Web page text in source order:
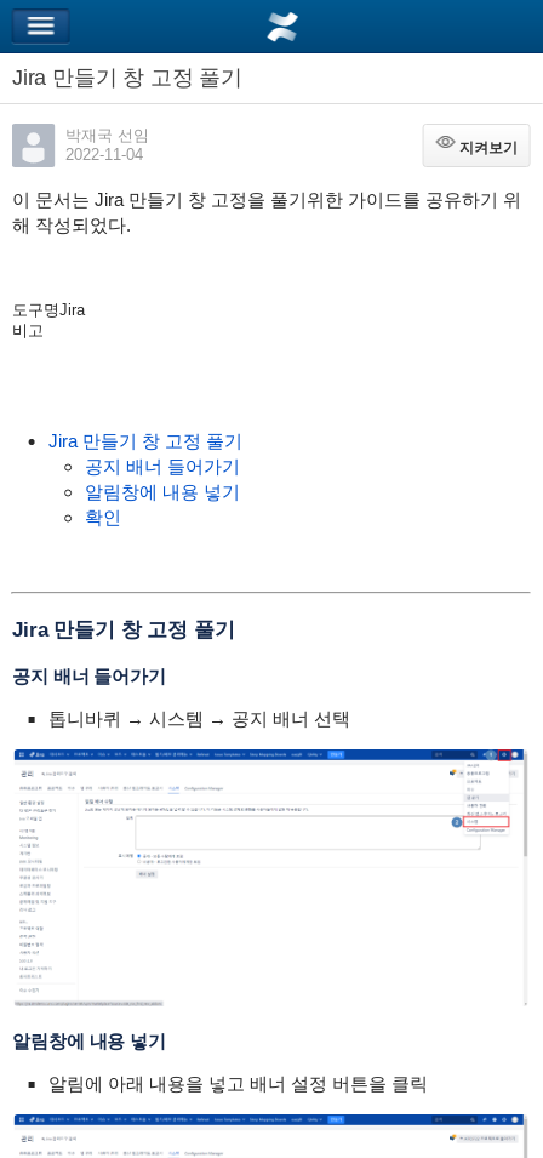
Jira 만들기 창 고정 풀기
박재국 선임
2022-11-04
지켜보기
지켜보기
이 문서는 Jira 만들기 창 고정을 풀기위한 가이드를 공유하기 위
해 작성되었다.
도구명Jira
비고
Jira 만들기 창 고정 풀기
공지 배너 들어가기
알림창에 내용 넣기
확인
Jira 만들기 창 고정 풀기
공지 배너 들어가기
톱니바퀴 → 시스템 → 공지 배너 선택
알림창에 내용 넣기
알림에 아래 내용을 넣고 배너 설정 버튼을 클릭